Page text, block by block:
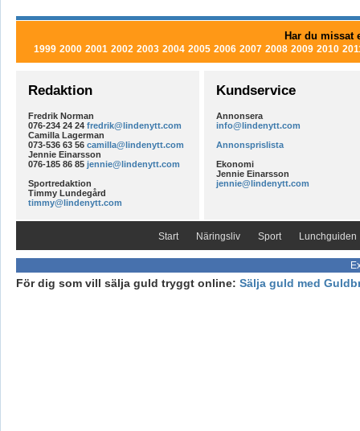
Har du missat
1999 2000 2001 2002 2003 2004 2005 2006 2007 2008 2009 2010
Redaktion
Fredrik Norman
076-234 24 24 fredrik@lindenytt.com
Camilla Lagerman
073-536 63 56 camilla@lindenytt.com
Jennie Einarsson
076-185 86 85 jennie@lindenytt.com
Sportredaktion
Timmy Lundegård
timmy@lindenytt.com
Kundservice
Annonsera
info@lindenytt.com
Annonsprislista
Ekonomi
Jennie Einarsson
jennie@lindenytt.com
Start Näringsliv Sport Lunchguiden
För dig som vill sälja guld tryggt online: Sälja guld med